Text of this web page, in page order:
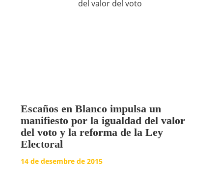
Escaños en Blanco impulsa un
manifiesto por la igualdad del valor
del voto y la reforma de la Ley
Electoral
14 de desembre de 2015